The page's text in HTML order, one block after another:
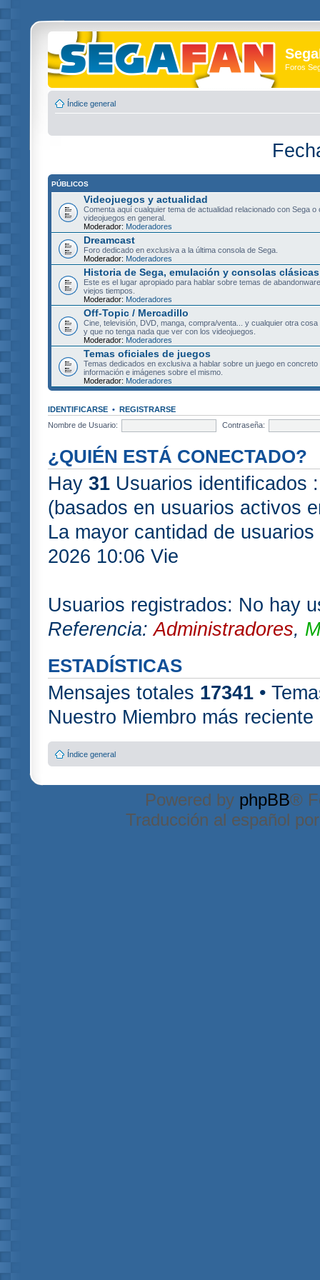
Foros
Índice general
PÚBLICOS
Videojuegos y actualidad
Comenta aquí cualquier tema de actualidad relacionado con Sega o
videojuegos en general.
Moderador: Moderadores
Dreamcast
Foro dedicado en exclusiva a la última consola de Sega.
Moderador: Moderadores
Historia de Sega, emulación y consolas clásicas
Este es el lugar apropiado para hablar sobre temas de
viejos tiempos.
Moderador: Moderadores
Off-Topic / Mercadillo
Cine, televisión, DVD, manga, compra/venta... y cualquier otra
y que no tenga nada que ver con los videojuegos.
Moderador: Moderadores
Temas oficiales de juegos
Temas dedicados en exclusiva a hablar sobre un juego en concreto
información e imágenes sobre el mismo.
Moderador: Moderadores
IDENTIFICARSE • REGISTRARSE
Nombre de Usuario:
Contraseña:
¿QUIÉN ESTÁ CONECTADO?
Hay 31 Usuarios identificados
(basados en usuarios activos
La mayor cantidad de
2026 10:06 Vie
Usuarios registrados: No hay
Referencia:Administradores,
ESTADÍSTICAS
Mensajes totales 17341 •
Nuestro Miembro más
Índice general
Powered by phpBB®
Traducción al español